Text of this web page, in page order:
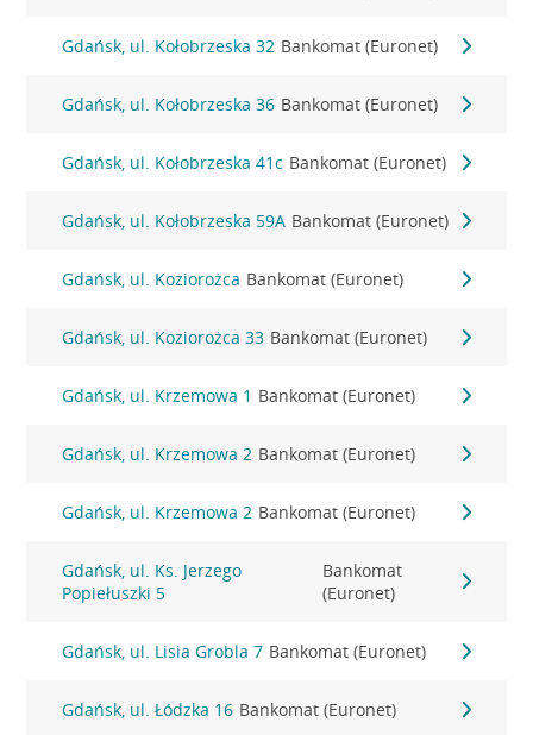
Gdańsk, ul. Kołobrzeska 32 Bankomat (Euronet)
Gdańsk, ul. Kołobrzeska 36 Bankomat (Euronet)
Gdańsk, ul. Kołobrzeska 41c Bankomat (Euronet)
Gdańsk, ul. Kołobrzeska 59A Bankomat (Euronet)
Gdańsk, ul. Koziorożca Bankomat (Euronet)
Gdańsk, ul. Koziorożca 33 Bankomat (Euronet)
Gdańsk, ul. Krzemowa 1 Bankomat (Euronet)
Gdańsk, ul. Krzemowa 2 Bankomat (Euronet)
Gdańsk, ul. Krzemowa 2 Bankomat (Euronet)
Gdańsk, ul. Ks. Jerzego
Popiełuszki 5
Bankomat
(Euronet)
Gdańsk, ul. Lisia Grobla 7 Bankomat (Euronet)
Gdańsk, ul. Łódzka 16 Bankomat (Euronet)